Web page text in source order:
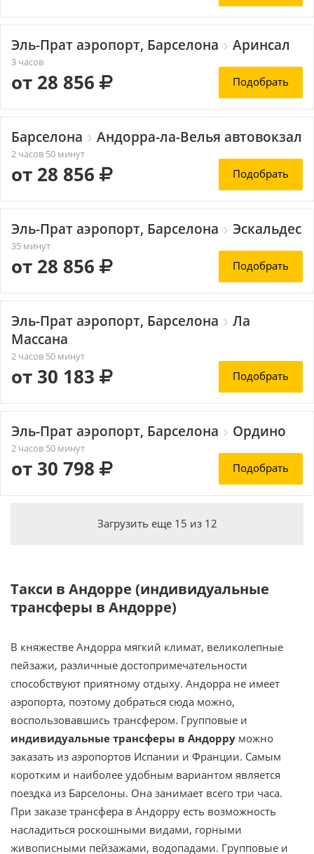
Эль-Прат аэропорт, Барселона Аринсал
3 часов
от 28 856 Подобрать
Барселона Андорра-ла-Велья автовокзал
2 часов 50 минут
от 28 856 Подобрать
Эль-Прат аэропорт, Барселона Эскальдес
35 минут
от 28 856 Подобрать
Эль-Прат аэропорт, Барселона
Ла
Массана
2 часов 50 минут
от 30 183 Подобрать
Эль-Прат аэропорт, Барселона Ордино
2 часов 50 минут
от 30 798 Подобрать
Загрузить еще 15 из 12
Такси в Андорре (индивидуальные
трансферы в Андорре)
В княжестве Андорра мягкий климат, великолепные
пейзажи, различные достопримечательности
способствуют приятному отдыху. Андорра не имеет
аэропорта, поэтому добраться сюда можно,
воспользовавшись трансфером. Групповые и
индивидуальные трансферы в Андорру можно
заказать из аэропортов Испании и Франции. Самым
коротким и наиболее удобным вариантом является
поездка из Барселоны. Она занимает всего три часа.
При заказе трансфера в Андорру есть возможность
насладиться роскошными видами, горными
живописными пейзажами, водопадами. Групповые и